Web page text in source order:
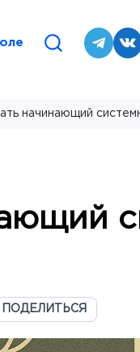
начинающий
ПОДЕЛИТЬСЯ